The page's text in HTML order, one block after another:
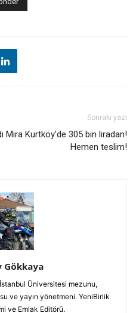
Sonraki yazı
Mira Kurtköy’de 305 bin liradan!
Hemen teslim!
Gökkaya
Üniversitesi mezunu,
ve yayın yönetmeni. YeniBirlik
ve Emlak Editörü.